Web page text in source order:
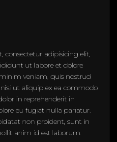
consectetur adipisicing elit,
ut labore et dolore
veniam, quis nostrud
ut aliquip ex ea commodo
in reprehenderit in
eu fugiat nulla pariatur.
non proident, sunt in
anim id est laborum.